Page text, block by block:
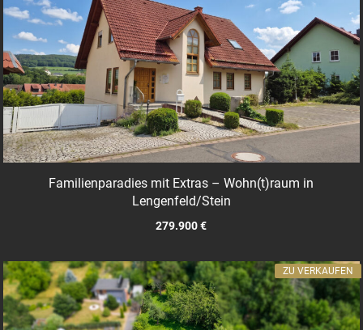
Familienparadies mit Extras – Wohn(t)raum in
Lengenfeld/Stein
279.900 €
ZU VERKAUFEN